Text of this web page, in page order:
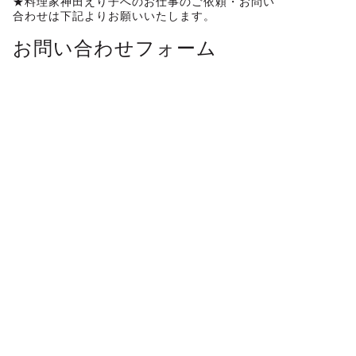
合わせは下記よりお願いいたします。
お問い合わせフォーム